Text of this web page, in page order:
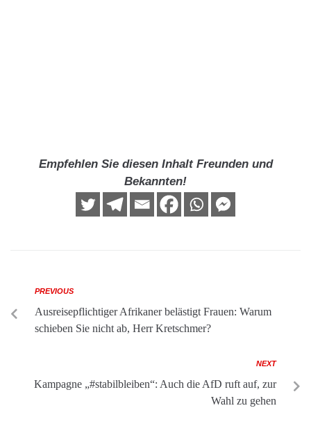
Empfehlen Sie diesen Inhalt Freunden und
Bekannten!
PREVIOUS
Ausreisepflichtiger Afrikaner belästigt Frauen: Warum
schieben Sie nicht ab, Herr Kretschmer?
NEXT
Kampagne „#stabilbleiben“: Auch die AfD ruft auf, zur
Wahl zu gehen